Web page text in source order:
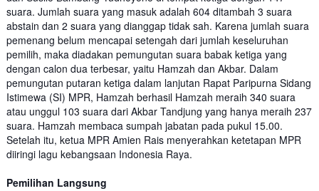
suara. Jumlah suara yang masuk adalah 604 ditambah 3 suara
abstain dan 2 suara yang dianggap tidak sah. Karena jumlah suara
pemenang belum mencapai setengah dari jumlah keseluruhan
pemilih, maka diadakan pemungutan suara babak ketiga yang
dengan calon dua terbesar, yaitu Hamzah dan Akbar. Dalam
pemungutan putaran ketiga dalam lanjutan Rapat Paripurna Sidang
Istimewa (SI) MPR, Hamzah berhasil Hamzah meraih 340 suara
atau unggul 103 suara dari Akbar Tandjung yang hanya meraih 237
suara. Hamzah membaca sumpah jabatan pada pukul 15.00.
Setelah itu, ketua MPR Amien Rais menyerahkan ketetapan MPR
diiringi lagu kebangsaan Indonesia Raya.
Pemilihan Langsung